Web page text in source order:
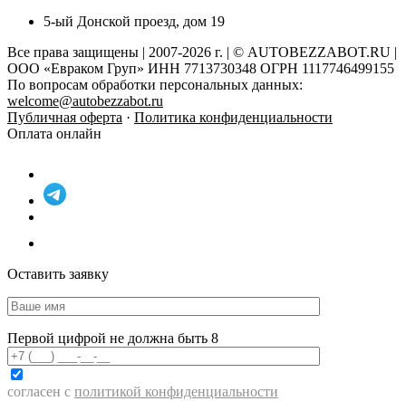
5-ый Донской проезд, дом 19
Все права защищены | 2007-2026 г. | © AUTOBEZZABOT.RU |
ООО «Евраком Груп» ИНН 7713730348 ОГРН 1117746499155
По вопросам обработки персональных данных:
welcome@autobezzabot.ru
Публичная оферта · Политика конфиденциальности
Оплата онлайн
Оставить заявку
Первой цифрой не должна быть 8
согласен с политикой конфиденциальности